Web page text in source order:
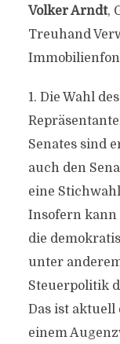
Volker Arndt,
Treuhand
1. Die Wahl
Senates sind
auch den
eine
Insofern kann
die
unter
Steuerpolitik
Das ist aktuell
einem